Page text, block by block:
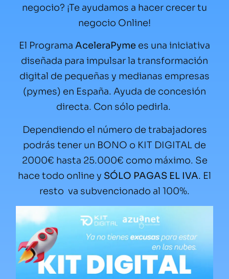
negocio? ¡Te ayudamos a hacer crecer tu
negocio Online!
El Programa AceleraPyme es una iniciativa
diseñada para impulsar la transformación
digital de pequeñas y medianas empresas
(pymes) en España. Ayuda de concesión
directa. Con sólo pedirla.
Dependiendo el número de trabajadores
podrás tener un BONO o KIT DIGITAL de
2000€ hasta 25.000€ como máximo. Se
hace todo online y SÓLO PAGAS EL IVA. El
resto va subvencionado al 100%.